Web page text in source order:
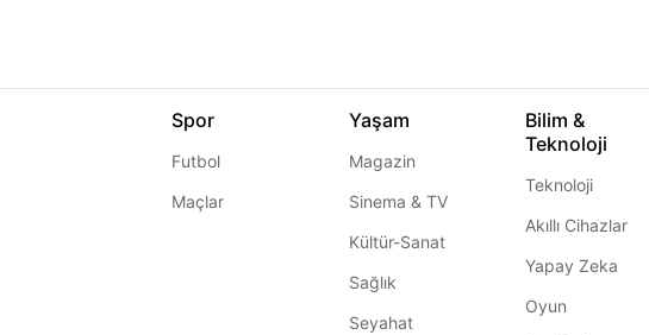
Spor
Futbol
Maçlar
Yaşam
Magazin
Sinema & TV
Kültür-Sanat
Sağlık
Seyahat
Bilim &
Teknoloji
Teknoloji
Akıllı Cihazlar
Yapay Zeka
Oyun